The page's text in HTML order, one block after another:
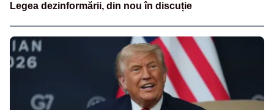
Legea dezinformării, din nou în discuție